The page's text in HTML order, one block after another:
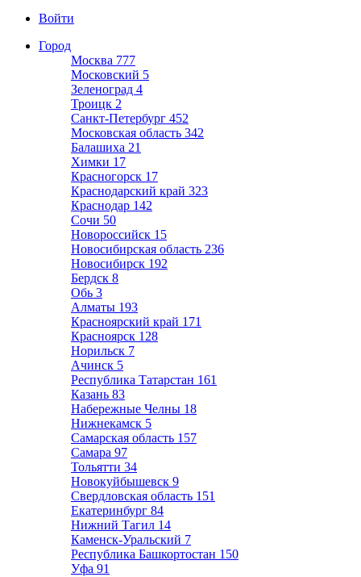
Войти
Город
Москва 777
Московский 5
Зеленоград 4
Троицк 2
Санкт-Петербург 452
Московская область 342
Балашиха 21
Химки 17
Красногорск 17
Краснодарский край 323
Краснодар 142
Сочи 50
Новороссийск 15
Новосибирская область 236
Новосибирск 192
Бердск 8
Обь 3
Алматы 193
Красноярский край 171
Красноярск 128
Норильск 7
Ачинск 5
Республика Татарстан 161
Казань 83
Набережные Челны 18
Нижнекамск 5
Самарская область 157
Самара 97
Тольятти 34
Новокуйбышевск 9
Свердловская область 151
Екатеринбург 84
Нижний Тагил 14
Каменск-Уральский 7
Республика Башкортостан 150
Уфа 91